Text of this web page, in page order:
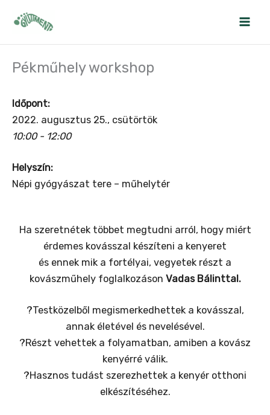
Pékműhely workshop
Időpont:
2022. augusztus 25., csütörtök
10:00 - 12:00
Helyszín:
Népi gyógyászat tere – műhelytér
Ha szeretnétek többet megtudni arról, hogy miért
érdemes kovásszal készíteni a kenyeret
és ennek mik a fortélyai, vegyetek részt a
kovászműhely foglalkozáson Vadas Bálinttal.
?Testközelből megismerkedhettek a kovásszal,
annak életével és nevelésével.
?Részt vehettek a folyamatban, amiben a kovász
kenyérré válik.
?Hasznos tudást szerezhettek a kenyér otthoni
elkészítéséhez.